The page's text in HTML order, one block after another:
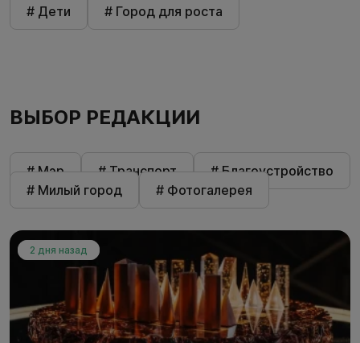
# Дети # Город для роста
ВЫБОР РЕДАКЦИИ
# Мэр # Транспорт
# Благоустройство
# Милый город
# Фотогалерея
2 дня назад